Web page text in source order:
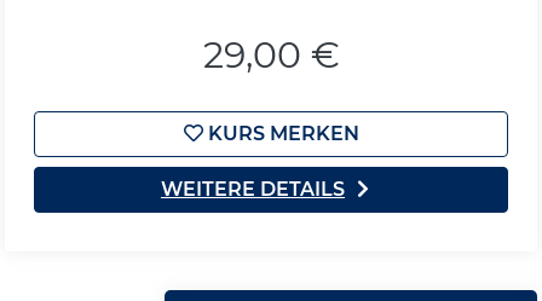
29,00 €
KURS MERKEN
WEITERE DETAILS